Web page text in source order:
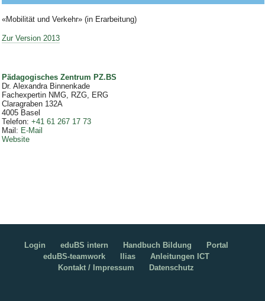
«Mobilität und Verkehr» (in Erarbeitung)
Zur Version 2013
Pädagogisches Zentrum PZ.BS
Dr. Alexandra Binnenkade
Fachexpertin NMG, RZG, ERG
Claragraben 132A
4005 Basel
Telefon: +41 61 267 17 73
Mail: E-Mail
Website
Login eduBS intern Handbuch Bildung
Portal
eduBS-teamwork
Ilias
Anleitungen ICT
Kontakt / Impressum
Datenschutz